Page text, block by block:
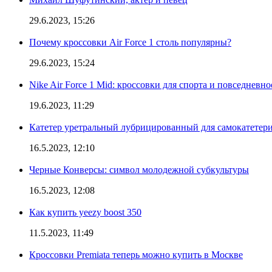
29.6.2023, 15:26
Почему кроссовки Air Force 1 столь популярны?
29.6.2023, 15:24
Nike Air Force 1 Mid: кроссовки для спорта и
19.6.2023, 11:29
Катетер уретральный лубрицированный для
16.5.2023, 12:10
Черные Конверсы: символ молодежной субкультуры
16.5.2023, 12:08
Как купить yeezy boost 350
11.5.2023, 11:49
Кроссовки Premiata теперь можно купить в Москве